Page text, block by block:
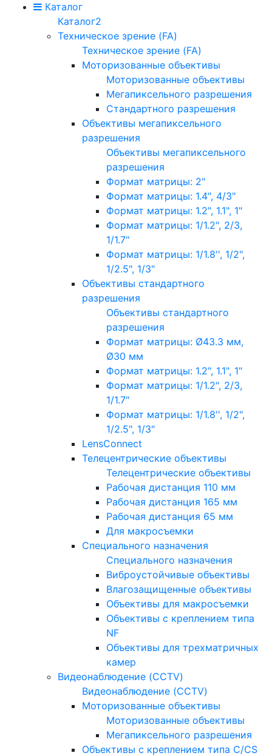
Каталог
Каталог2
Техническое зрение (FA)
Техническое зрение (FA)
Моторизованные объективы
Моторизованные объективы
Мегапиксельного разрешения
Стандартного разрешения
Объективы мегапиксельного
разрешения
Объективы мегапиксельного
разрешения
Формат матрицы: 2"
Формат матрицы: 1.4", 4/3"
Формат матрицы: 1.2", 1.1", 1"
Формат матрицы: 1/1.2", 2/3,
1/1.7"
Формат матрицы: 1/1.8'', 1/2",
1/2.5", 1/3"
Объективы стандартного
разрешения
Объективы стандартного
разрешения
Формат матрицы: Ø43.3 мм,
Ø30 мм
Формат матрицы: 1.2", 1.1", 1"
Формат матрицы: 1/1.2", 2/3,
1/1.7"
Формат матрицы: 1/1.8'', 1/2",
1/2.5", 1/3"
LensConnect
Телецентрические объективы
Телецентрические объективы
Рабочая дистанция 110 мм
Рабочая дистанция 165 мм
Рабочая дистанция 65 мм
Для макросъемки
Специального назначения
Специального назначения
Виброустойчивые объективы
Влагозащищенные объективы
Объективы для макросъемки
Объективы с креплением типа
NF
Объективы для трехматричных
камер
Видеонаблюдение (CCTV)
Видеонаблюдение (CCTV)
Моторизованные объективы
Моторизованные объективы
Мегапиксельного разрешения
Объективы с креплением типа C/CS